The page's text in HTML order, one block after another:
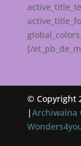
[/
© Copyright
|Archiwalna